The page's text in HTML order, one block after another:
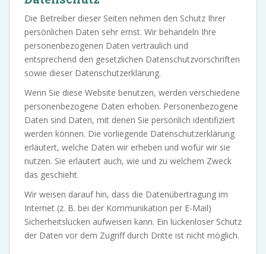
Die Betreiber dieser Seiten nehmen den Schutz Ihrer
persönlichen Daten sehr ernst. Wir behandeln Ihre
personenbezogenen Daten vertraulich und
entsprechend den gesetzlichen Datenschutzvorschriften
sowie dieser Datenschutzerklärung.
Wenn Sie diese Website benutzen, werden verschiedene
personenbezogene Daten erhoben. Personenbezogene
Daten sind Daten, mit denen Sie persönlich identifiziert
werden können. Die vorliegende Datenschutzerklärung
erläutert, welche Daten wir erheben und wofür wir sie
nutzen. Sie erläutert auch, wie und zu welchem Zweck
das geschieht.
Wir weisen darauf hin, dass die Datenübertragung im
Internet (z. B. bei der Kommunikation per E-Mail)
Sicherheitslücken aufweisen kann. Ein lückenloser Schutz
der Daten vor dem Zugriff durch Dritte ist nicht möglich.